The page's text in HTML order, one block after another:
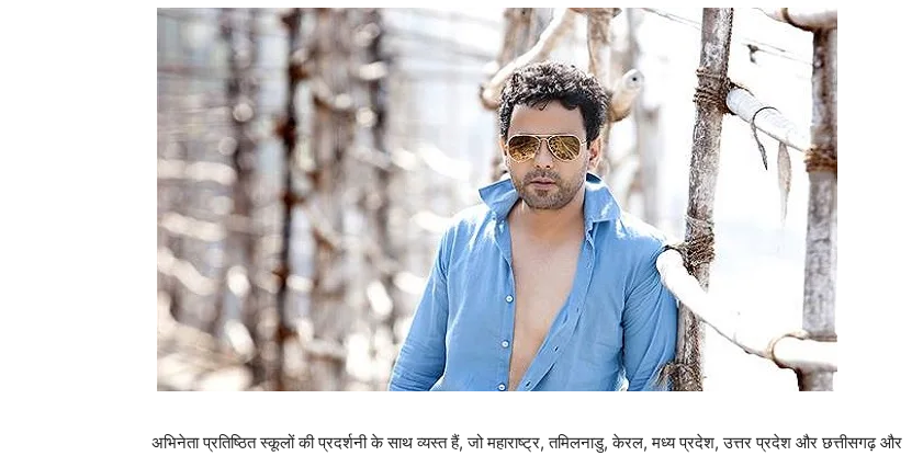
अभिनेता प्रतिष्ठित स्कूलों की प्रदर्शनी के साथ व्यस्त हैं, जो महाराष्ट्र, तमिलनाडु, केरल, मध्य प्रदेश, उत्तर प्रदेश और छत्तीसगढ़ और